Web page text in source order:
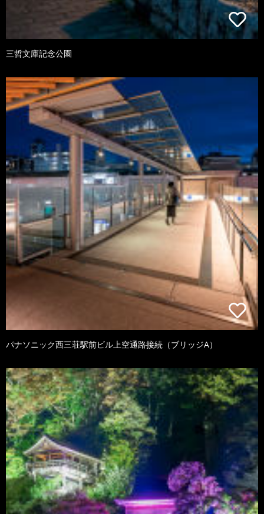
三哲文庫記念公園
パナソニック西三荘駅前ビル上空通路接続（ブリッジA）